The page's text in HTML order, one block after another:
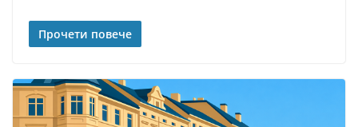
Прочети повече